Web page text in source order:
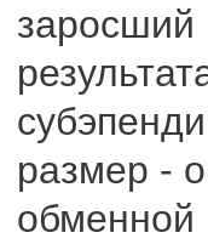
заросший
размер -
обменной